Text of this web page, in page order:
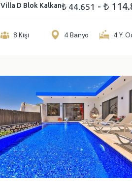
Villa D Blok Kalkan₺ 44.651 - ₺
8 Kişi 4 Banyo 4 Y.